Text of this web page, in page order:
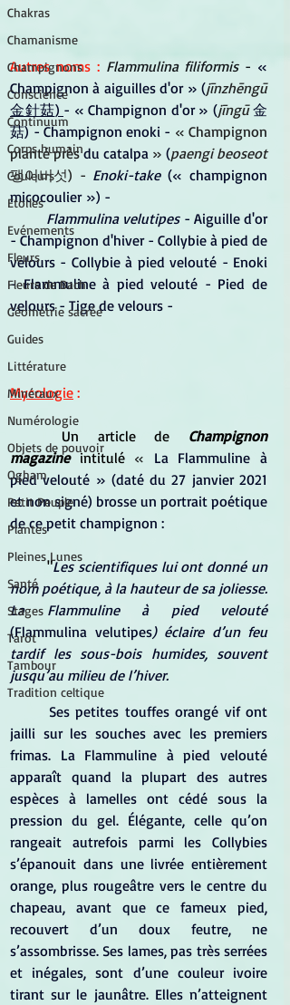
Chakras
Chamanisme
Champignons
Conscience
Continuum
Corps humain
Couleurs
Etoiles
Evénements
Fleurs
Fleurs de Bach
Géométrie sacrée
Guides
Littérature
Minéraux
Numérologie
Objets de pouvoir
Ogham
Petit Peuple
Plantes
Pleines Lunes
Santé
Stages
Tarot
Tambour
Tradition celtique
Autres noms : Flammulina filiformis - «
Champignon à aiguilles d'or » (
jīnzhēngū
金針菇) - « Champignon d'or » (jīngū 金
菇) - Champignon enoki - « Champignon
planté près du catalpa » (paengi beoseot
팽이버섯) - Enoki-take (« champignon
micocoulier ») -
Flammulina velutipes - Aiguille d'or
- Champignon d'hiver - Collybie à pied de
velours - Collybie à pied velouté - Enoki
- Flammuline à pied velouté - Pied de
velours - Tige de velours -
Mycologie :
	Un article de
Champignon
magazine intitulé « La Flammuline à
pied velouté » (daté du 27 janvier 2021
et non signé) brosse un portrait poétique
de ce petit champignon :
	"
Les scientifiques lui ont donné un
nom poétique, à la hauteur de sa joliesse.
La Flammuline à pied velouté
(Flammulina velutipes) éclaire d’un feu
tardif les sous-bois humides, souvent
jusqu’au milieu de l’hiver.
jailli sur les souches avec les premiers
frimas. La Flammuline à pied velouté
apparaît quand la plupart des autres
espèces à lamelles ont cédé sous la
pression du gel. Élégante, celle qu’on
rangeait autrefois parmi les Collybies
s’épanouit dans une livrée entièrement
orange, plus rougeâtre vers le centre du
chapeau, avant que ce fameux pied,
recouvert d’un doux feutre, ne
s’assombrisse. Ses lames, pas très serrées
et inégales, sont d’une couleur ivoire
tirant sur le jaunâtre. Elles n’atteignent